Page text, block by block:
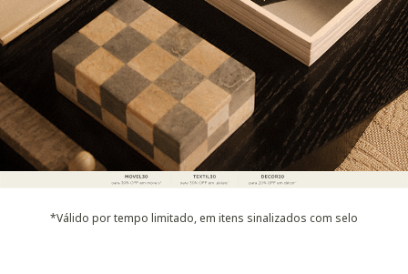
*Válido por tempo limitado, em itens sinalizados com selo